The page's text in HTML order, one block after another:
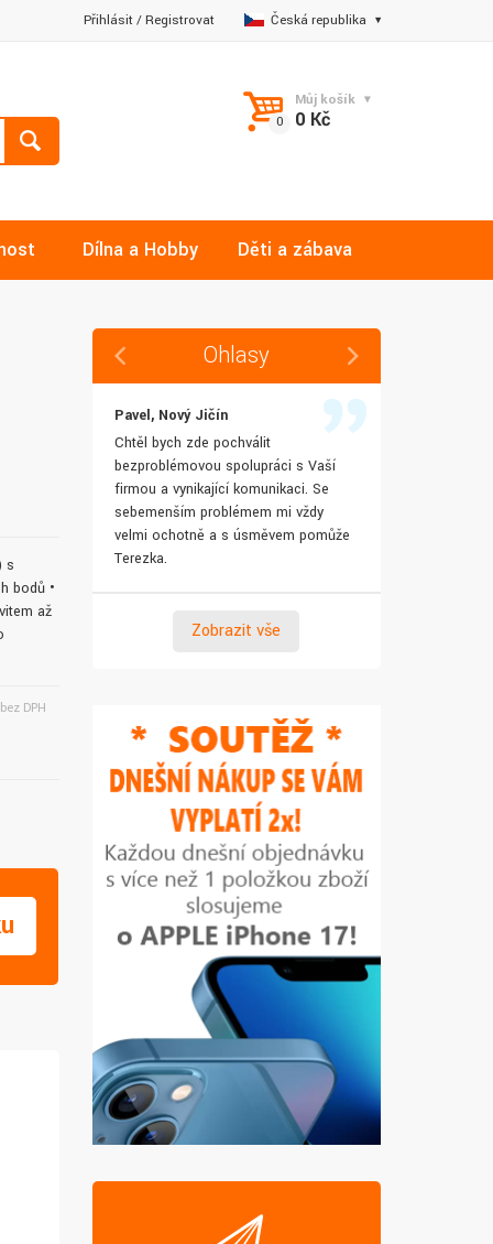
Česká republika
Přihlásit/Registrovat
Můj košík
0 Kč
Dílna a Hobby Děti a zábava
s
bodů •
až
DPH
Ohlasy
Pavel, Nový Jičín
Chtěl bych zde pochválit
bezproblémovou spolupráci s Vaší
firmou a vynikající komunikaci. Se
sebemenším problémem mi vždy
velmi ochotně a s úsměvem pomůže
Terezka.
Zobrazit vše